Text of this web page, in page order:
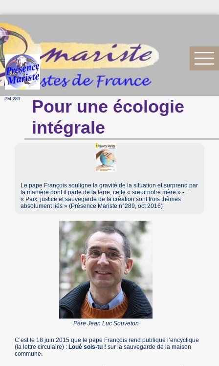
PM 289
Pour une écologie
intégrale
Le pape François souligne la gravité de la situation et surprend par
la manière dont il parle de la terre, cette « sœur notre mère » -
« Paix, justice et sauvegarde de la création sont trois thèmes
absolument liés » (Présence Mariste n°289, oct 2016)
Père Jean Luc Souveton
C’est le 18 juin 2015 que le pape François rend publique l’encyclique
(la lettre circulaire) :Loué sois-tu ! sur la sauvegarde de la maison
commune.